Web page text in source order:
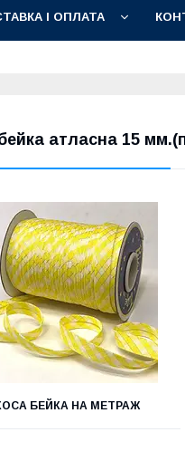
І ОПЛАТА
атласна 15
БЕЙКА НА МЕТРАЖ